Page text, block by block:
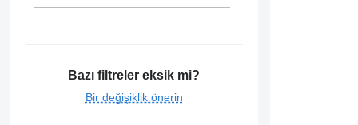
Bazı filtreler eksik mi?
Bir değişiklik önerin